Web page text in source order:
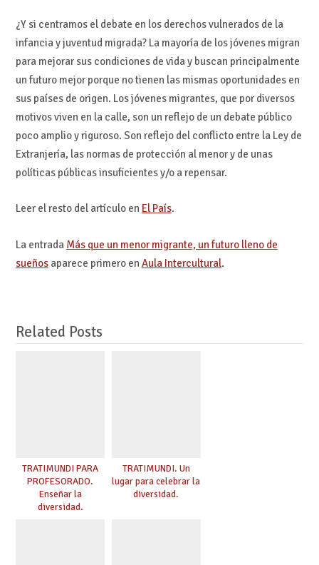
¿Y si centramos el debate en los derechos vulnerados de la
infancia y juventud migrada? La mayoría de los jóvenes migran
para mejorar sus condiciones de vida y buscan principalmente
un futuro mejor porque no tienen las mismas oportunidades en
sus países de origen. Los jóvenes migrantes, que por diversos
motivos viven en la calle, son un reflejo de un debate público
poco amplio y riguroso. Son reflejo del conflicto entre la Ley de
Extranjería, las normas de protección al menor y de unas
políticas públicas insuficientes y/o a repensar.
Leer el resto del artículo en El País.
La entrada Más que un menor migrante, un futuro lleno de
sueñosaparece primero en Aula Intercultural.
Related Posts
TRATIMUNDI PARA
PROFESORADO.
Enseñar la
diversidad.
TRATIMUNDI. Un
lugar para celebrar la
diversidad.